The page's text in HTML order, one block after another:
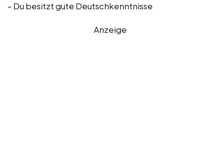
– Du besitzt gute Deutschkenntnisse
Anzeige